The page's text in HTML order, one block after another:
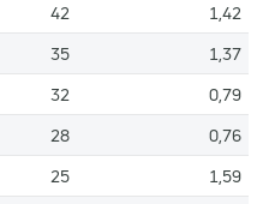
42
1,42
35
1,37
32
0,79
28
0,76
25
1,59